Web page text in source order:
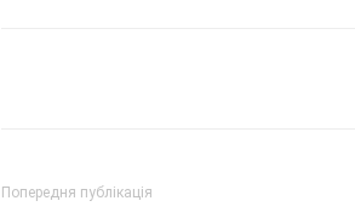
Попередня публікація